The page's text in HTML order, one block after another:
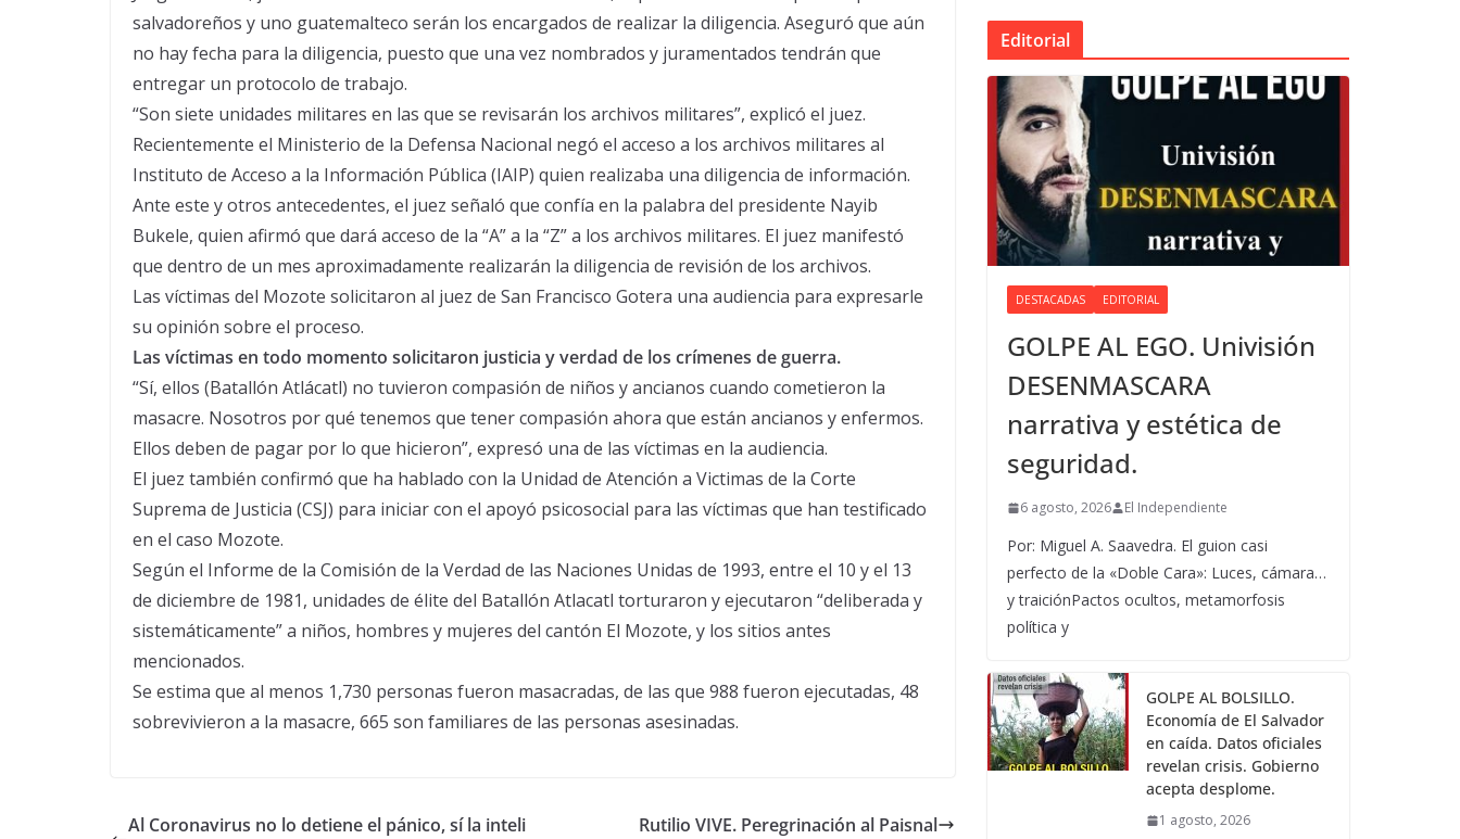
salvadoreños y uno guatemalteco serán los encargados de realizar la diligencia. Aseguró que aún
no hay fecha para la diligencia, puesto que una vez nombrados y juramentados tendrán que
entregar un protocolo de trabajo.
“Son siete unidades militares en las que se revisarán los archivos militares”, explicó el juez.
Recientemente el Ministerio de la Defensa Nacional negó el acceso a los archivos militares al
Instituto de Acceso a la Información Pública (IAIP) quien realizaba una diligencia de información.
Ante este y otros antecedentes, el juez señaló que confía en la palabra del presidente Nayib
Bukele, quien afirmó que dará acceso de la “A” a la “Z” a los archivos militares. El juez manifestó
que dentro de un mes aproximadamente realizarán la diligencia de revisión de los archivos.
Las víctimas del Mozote solicitaron al juez de San Francisco Gotera una audiencia para expresarle
su opinión sobre el proceso.
Las víctimas en todo momento solicitaron justicia y verdad de los crímenes de guerra.
“Sí, ellos (Batallón Atlácatl) no tuvieron compasión de niños y ancianos cuando cometieron la
masacre. Nosotros por qué tenemos que tener compasión ahora que están ancianos y enfermos.
Ellos deben de pagar por lo que hicieron”, expresó una de las víctimas en la audiencia.
El juez también confirmó que ha hablado con la Unidad de Atención a Victimas de la Corte
Suprema de Justicia (CSJ) para iniciar con el apoyó psicosocial para las víctimas que han testificado
en el caso Mozote.
Según el Informe de la Comisión de la Verdad de las Naciones Unidas de 1993, entre el 10 y el 13
de diciembre de 1981, unidades de élite del Batallón Atlacatl torturaron y ejecutaron “deliberada y
sistemáticamente” a niños, hombres y mujeres del cantón El Mozote, y los sitios antes
mencionados.
Se estima que al menos 1,730 personas fueron masacradas, de las que 988 fueron ejecutadas, 48
sobrevivieron a la masacre, 665 son familiares de las personas asesinadas.
Al Coronavirus no lo detiene el pánico, sí la inteli
Rutilio VIVE. Peregrinación al Paisnal
Editorial
DESTACADAS EDITORIAL
GOLPE AL EGO. Univisión
DESENMASCARA
narrativa y estética de
seguridad.
6 agosto, 2026 El Independiente
Por: Miguel A. Saavedra. El guion casi
perfecto de la «Doble Cara»: Luces, cámara…
y traiciónPactos ocultos, metamorfosis
política y
GOLPE AL BOLSILLO.
Economía de El Salvador
en caída. Datos oficiales
revelan crisis. Gobierno
acepta desplome.
1 agosto, 2026